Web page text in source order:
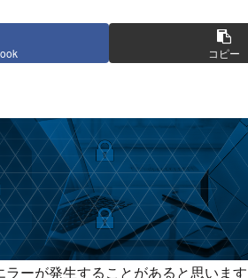
コピー
ラーが発生することがあると思います